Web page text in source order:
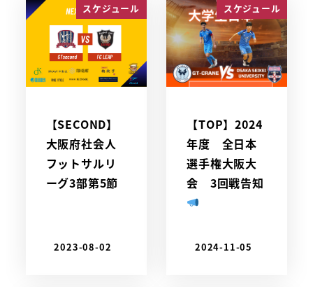
スケジュール
【SECOND】
大阪府社会人
フットサルリ
ーグ3部第5節
2023-08-02
スケジュール
【TOP】2024
年度 全日本
選手権大阪大
会 3回戦告知
2024-11-05